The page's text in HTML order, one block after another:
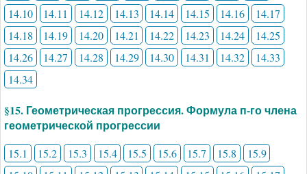
14.10
14.11 14.12 14.13 14.14 14.15 14.16
14.17
14.18
14.19 14.20 14.21 14.22 14.23 14.24
14.25
14.26
14.27 14.28 14.29 14.30 14.31 14.32
14.33
14.34
§15. Геометрическая прогрессия. Формула п-го члена
геометрической прогрессии
15.1 15.2 15.3 15.4 15.5 15.6 15.7 15.8
15.9